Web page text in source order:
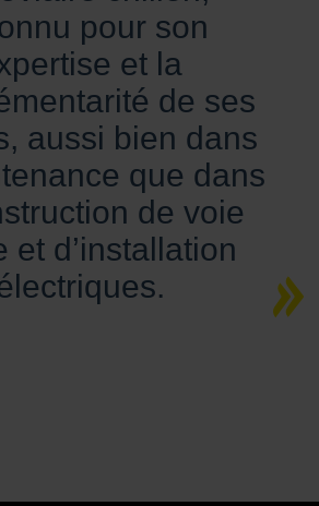
pour son
et la
de ses
aussi bien dans
que dans
de voie
et d’installation